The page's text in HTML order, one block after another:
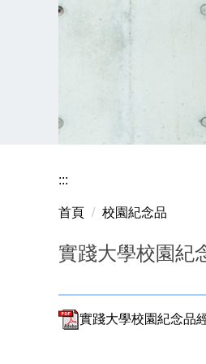
:::
首頁 校園紀念品
實踐大學校園紀
實踐大學校園紀念品